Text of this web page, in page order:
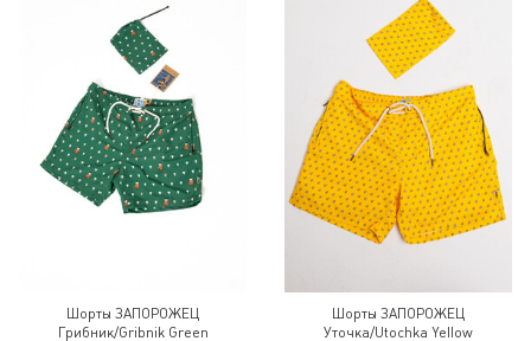
Шорты ЗАПОРОЖЕЦ
Грибник/Gribnik Green
Шорты ЗАПОРОЖЕЦ
Уточка/Utochka Yellow